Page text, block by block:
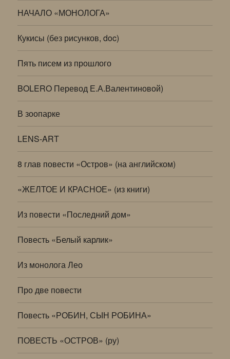
НАЧАЛО «МОНОЛОГА»
Кукисы (без рисунков, doc)
Пять писем из прошлого
BOLERO Перевод Е.А.Валентиновой)
В зоопарке
LENS-ART
8 глав повести «Остров» (на английском)
«ЖЕЛТОЕ И КРАСНОЕ» (из книги)
Из повести «Последний дом»
Повесть «Белый карлик»
Из монолога Лео
Про две повести
Повесть «РОБИН, СЫН РОБИНА»
ПОВЕСТЬ «ОСТРОВ» (ру)